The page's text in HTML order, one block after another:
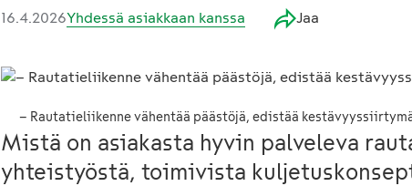
16.4.2026Yhdessä asiakkaan kanssa Jaa
– Rautatieliikenne vähentää päästöjä, edistää
Mistä on asiakasta hyvin palveleva
yhteistyöstä, toimivista